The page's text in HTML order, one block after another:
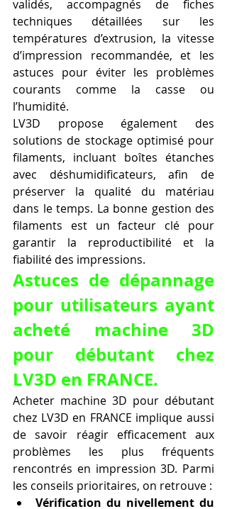
validés, accompagnés de fiches
techniques détaillées sur les
températures d’extrusion, la vitesse
d’impression recommandée, et les
astuces pour éviter les problèmes
courants comme la casse ou
l’humidité.
LV3D propose également des
solutions de stockage optimisé pour
filaments, incluant boîtes étanches
avec déshumidificateurs, afin de
préserver la qualité du matériau
dans le temps. La bonne gestion des
filaments est un facteur clé pour
garantir la reproductibilité et la
fiabilité des impressions.
Astuces de dépannage
pour utilisateurs ayant
acheté machine 3D
pour débutant chez
LV3D en FRANCE.
Acheter machine 3D pour débutant
chez LV3D en FRANCE implique aussi
de savoir réagir efficacement aux
problèmes les plus fréquents
rencontrés en impression 3D. Parmi
les conseils prioritaires, on retrouve :
Vérification du nivellement du